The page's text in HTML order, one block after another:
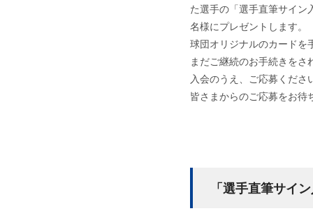
た選手の「選手直筆サイ
名様にプレゼントします。
球団オリジナルのカードを
まだご継続のお手続きを
入会のうえ、ご応募くださ
皆さまからのご応募をお待
「選手直筆サイ